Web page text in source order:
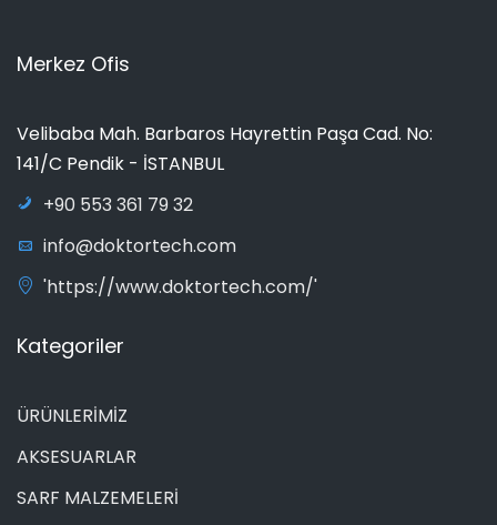
Merkez Ofis
Velibaba Mah. Barbaros Hayrettin Paşa Cad. No:
141/C Pendik - İSTANBUL
+90 553 361 79 32
info@doktortech.com
'https://www.doktortech.com/'
Kategoriler
ÜRÜNLERİMİZ
AKSESUARLAR
SARF MALZEMELERİ